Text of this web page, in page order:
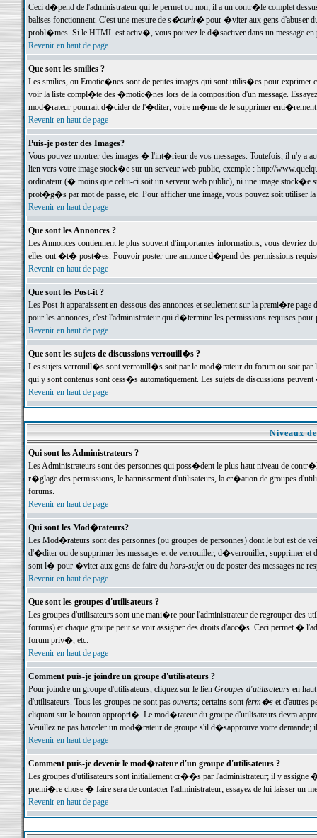
Ceci d�pend de l'administrateur qui le permet ou non; il a un contr�le complet
balises fonctionnent. C'est une mesure de s�curit�pour �viter aux gens d'abuser
probl�mes. Si le HTML est activ�, vous pouvez le d�sactiver dans un message en
Revenir en haut de page
Que sont les smilies ?
Les smilies, ou Emotic�nes sont de petites images qui sont utilis�es pour exprimer
voir la liste compl�te des �motic�nes lors de la composition d'un message.
mod�rateur pourrait d�cider de l'�diter, voire m�me de le supprimer
Revenir en haut de page
Puis-je poster des Images?
Vous pouvez montrer des images � l'int�rieur de vos messages. Toutefois, il n'y a
lien vers votre image stock�e sur un serveur web public, exemple : http://
ordinateur (� moins que celui-ci soit un serveur web public), ni une image stock�e
prot�g�s par mot de passe, etc. Pour afficher une image, vous pouvez soit
Revenir en haut de page
Que sont les Annonces ?
Les Annonces contiennent le plus souvent d'importantes informations; vous devriez
elles ont �t� post�es. Pouvoir poster une annonce d�pend des permissions
Revenir en haut de page
Que sont les Post-it ?
Les Post-it apparaissent en-dessous des annonces et seulement sur la premi�re
pour les annonces, c'est l'administrateur qui d�termine les permissions requises pour
Revenir en haut de page
Que sont les sujets de discussions verrouill�s ?
Les sujets verrouill�s sont verrouill�s soit par le mod�rateur du forum ou soit par
qui y sont contenus sont cess�s automatiquement. Les sujets de discussions
Revenir en haut de page
Niveaux
Qui sont les Administrateurs ?
Les Administrateurs sont des personnes qui poss�dent le plus haut niveau de
r�glage des permissions, le bannissement d'utilisateurs, la cr�ation de groupes
forums.
Revenir en haut de page
Qui sont les Mod�rateurs?
Les Mod�rateurs sont des personnes (ou groupes de personnes) dont le but est de
d'�diter ou de supprimer les messages et de verrouiller, d�verrouiller, supprimer
sont l� pour �viter aux gens de faire du hors-sujetou de poster des messages ne
Revenir en haut de page
Que sont les groupes d'utilisateurs ?
Les groupes d'utilisateurs sont une mani�re pour l'administrateur de regrouper des
forums) et chaque groupe peut se voir assigner des droits d'acc�s. Ceci permet
forum priv�, etc.
Revenir en haut de page
Comment puis-je joindre un groupe d'utilisateurs ?
Pour joindre un groupe d'utilisateurs, cliquez sur le lien Groupes d'utilisateursen haut
d'utilisateurs. Tous les groupes ne sont pas ouverts; certains sontferm�set d'autres
cliquant sur le bouton appropri�. Le mod�rateur du groupe d'utilisateurs devra
Veuillez ne pas harceler un mod�rateur de groupe s'il d�sapprouve votre demande;
Revenir en haut de page
Comment puis-je devenir le mod�rateur d'un groupe d'utilisateurs ?
Les groupes d'utilisateurs sont initiallement cr��s par l'administrateur; il y
premi�re chose � faire sera de contacter l'administrateur; essayez de lui laisser un
Revenir en haut de page